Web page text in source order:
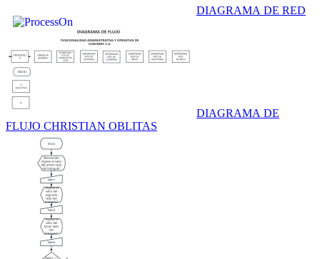
DIAGRAMA DE RED
DIAGRAMA DE
FLUJO CHRISTIAN OBLITAS